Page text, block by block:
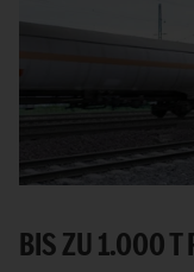
BIS ZU 1.000 T